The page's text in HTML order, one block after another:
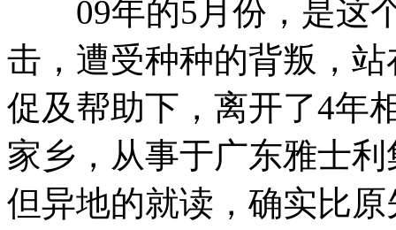
09年的5月份，是这个
击，遭受种种的背叛，
促及帮助下，离开了4年
家乡，从事于广东雅士
但异地的就读，确实比